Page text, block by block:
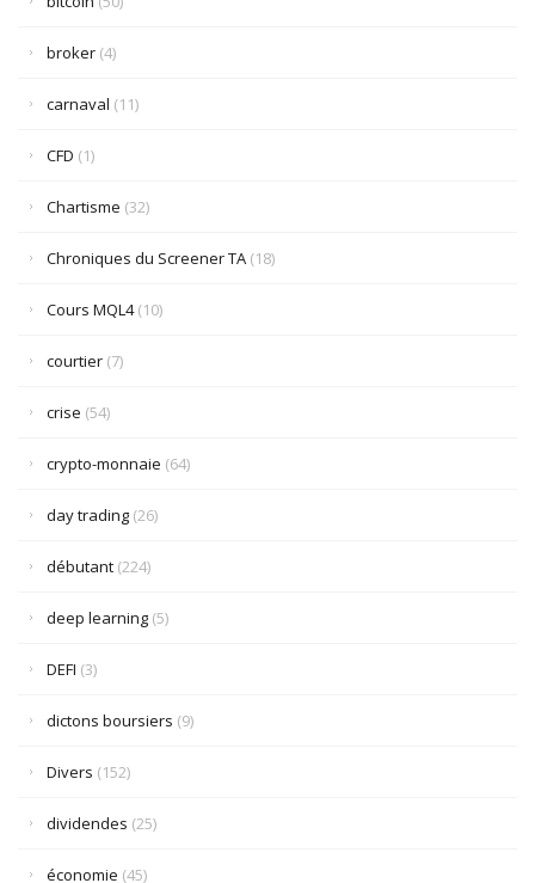
broker (4)
carnaval (11)
CFD (1)
Chartisme (32)
Chroniques du Screener TA (18)
Cours MQL4(10)
courtier (7)
crise (54)
crypto-monnaie (64)
day trading (26)
débutant (224)
deep learning (5)
DEFI (3)
dictons boursiers (9)
Divers (152)
dividendes (25)
économie (45)